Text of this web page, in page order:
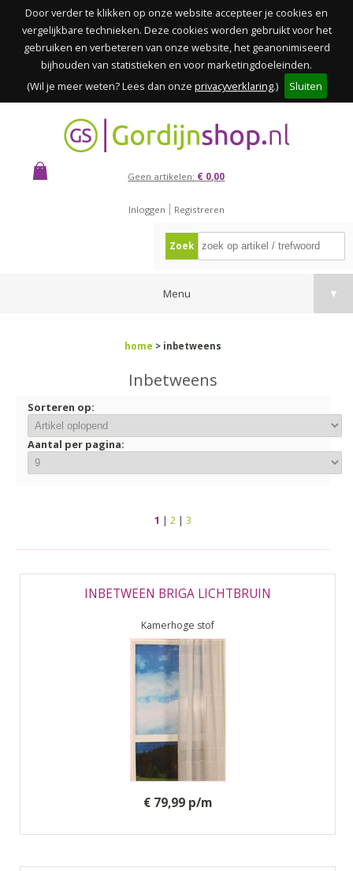
Door verder te klikken op onze website accepteer je cookies en
vergelijkbare technieken. Deze cookies worden gebruikt voor het
gebruiken en verbeteren van onze website, het geanonimiseerd
bijhouden van statistieken en voor marketingdoeleinden.
(Wil je meer weten? Lees dan onze privacyverklaring.) Sluiten
Geen artikelen: € 0,00
Inloggen Registreren
Zoek
Menu ▼
home > inbetweens
Inbetweens
Sorteren op:
Aantal per pagina:
1 | 2 | 3
INBETWEEN BRIGA LICHTBRUIN
Kamerhoge stof
€ 79,99 p/m